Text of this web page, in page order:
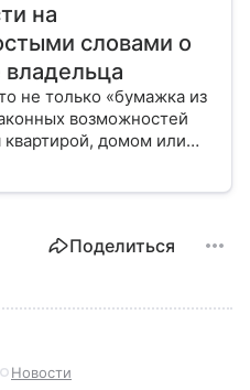
на
словами о
владельца
не только «бумажка из
возможностей
квартирой, домом или
дарить,
Поделиться
Новости